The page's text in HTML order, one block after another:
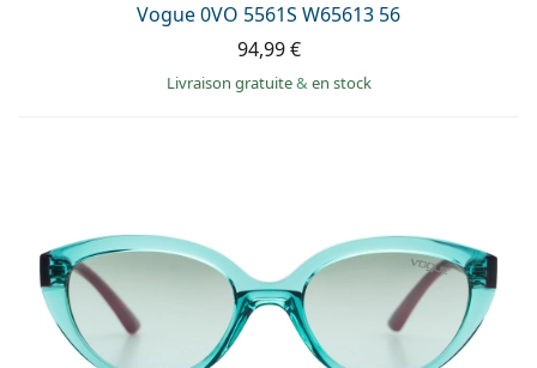
Vogue 0VO 5561S W65613 56
94,99 €
Livraison gratuite& en stock